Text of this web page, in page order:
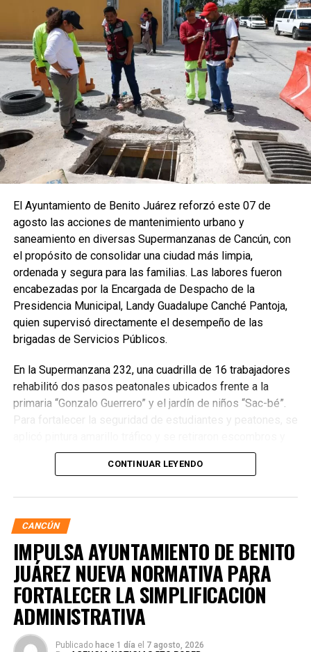
El Ayuntamiento de Benito Juárez reforzó este 07 de
agosto las acciones de mantenimiento urbano y
saneamiento en diversas Supermanzanas de Cancún, con
el propósito de consolidar una ciudad más limpia,
ordenada y segura para las familias. Las labores fueron
encabezadas por la Encargada de Despacho de la
Presidencia Municipal, Landy Guadalupe Canché Pantoja,
quien supervisó directamente el desempeño de las
brigadas de Servicios Públicos.
En la Supermanzana 232, una cuadrilla de 16 trabajadores
rehabilitó dos pasos peatonales ubicados frente a la
primaria “Gonzalo Guerrero” y el jardín de niños “Sac-bé”.
Para fortalecer la seguridad de estudiantes y peatones, se
residuos vegetales acumulados en la zona. Estas
acciones buscan garantizar entornos escolares más
CONTINUAR LEYENDO
CANCÚN
IMPULSA AYUNTAMIENTO DE BENITO
JUÁREZ NUEVA NORMATIVA PARA
FORTALECER LA SIMPLIFICACIÓN
ADMINISTRATIVA
Publicado hace 1 día el 7 agosto, 2026